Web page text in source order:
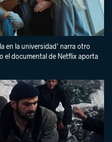
en la universidad' narra otro
el documental de Netflix aporta